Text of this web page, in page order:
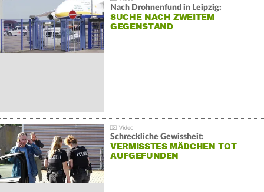
Nach Drohnenfund in Leipzig:
SUCHE NACH ZWEITEM
GEGENSTAND
Schreckliche Gewissheit:
VERMISSTES MÄDCHEN TOT
AUFGEFUNDEN